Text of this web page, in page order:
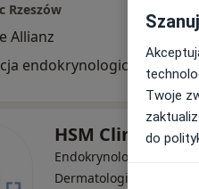
Rzeszów
Allianz
endokrynologiczna
HSM Clinic
Endokrynologia,
Dermatologia dziecięca
Twoje
do